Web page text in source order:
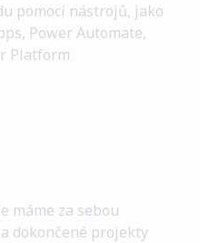
pomocí nástrojů, jako
, PowerAutomate,
Platform
máme za sebou
dokončené projekty